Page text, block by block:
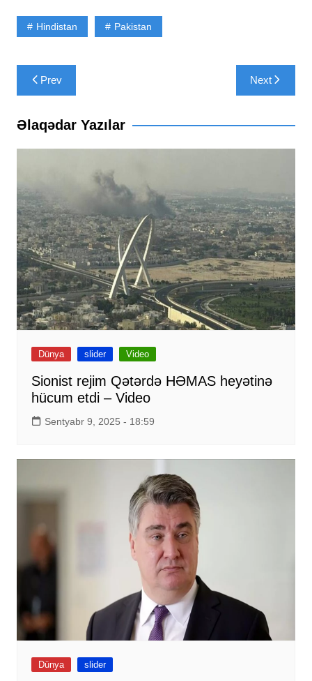
Hindistan Pakistan
Yazı
naviqasiyası
Prev Next
Əlaqədar Yazılar
Dünya slider Video
Sionist rejim Qətərdə HƏMAS heyətinə
hücum etdi – Video
Sentyabr 9, 2025 - 18:59
Dünya slider